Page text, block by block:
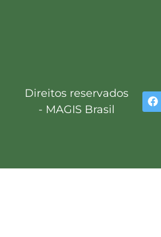
Direitos reservados
- MAGIS Brasil